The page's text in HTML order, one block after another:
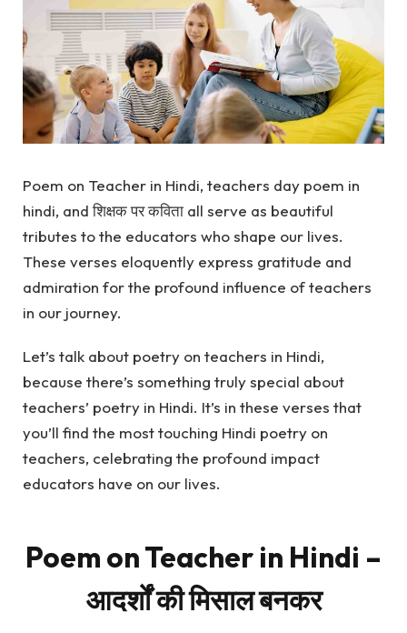
Poem on Teacher in Hindi, teachers day poem in
hindi, and शिक्षक पर कविता all serve as beautiful
tributes to the educators who shape our lives.
These verses eloquently express gratitude and
admiration for the profound influence of teachers
in our journey.
Let’s talk about poetry on teachers in Hindi,
because there’s something truly special about
teachers’ poetry in Hindi. It’s in these verses that
you’ll find the most touching Hindi poetry on
teachers, celebrating the profound impact
educators have on our lives.
Poem on Teacher in Hindi –
आदर्शों की मिसाल बनकर